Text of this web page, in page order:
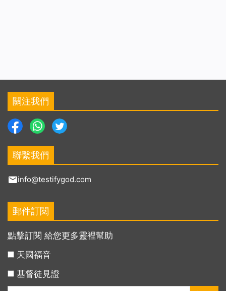
關注我們
聯繫我們
info@testifygod.com
郵件訂閱
點擊訂閱 給您更多靈裡幫助
天國福音
基督徒見證